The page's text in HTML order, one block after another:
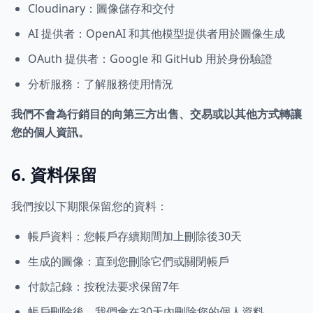
Cloudinary：圖像儲存和交付
AI 提供者：OpenAI 和其他模型提供者用於圖像生成
OAuth 提供者：Google 和 GitHub 用於身份驗證
分析服務：了解服務使用情況
我們不會為行銷目的向第三方出售、交易或以其他方式轉讓
您的個人資訊。
6. 資料保留
我們按以下期限保留您的資料：
帳戶資料：您帳戶存續期間加上刪除後30天
生成的圖像：直到您刪除它們或關閉帳戶
付款記錄：按稅法要求保留7年